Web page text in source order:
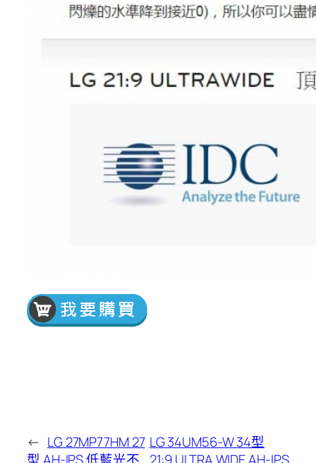
← LG 27MP77HM 27 LG 34UM56-W 34型